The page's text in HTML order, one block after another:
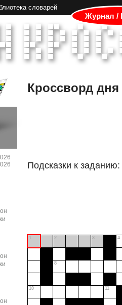
словарей
Журнал /
Кроссворд дня
Подсказки к заданию:
1 2 3 4
8
10 11